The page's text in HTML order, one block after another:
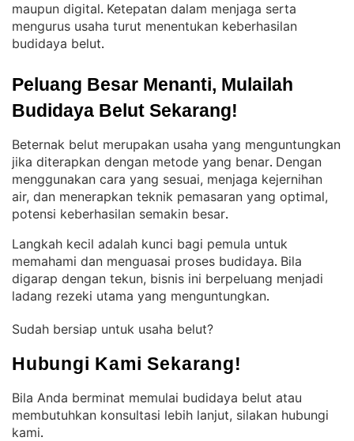
maupun digital. Ketepatan dalam menjaga serta
mengurus usaha turut menentukan keberhasilan
budidaya belut.
Peluang Besar Menanti, Mulailah
Budidaya Belut Sekarang!
Beternak belut merupakan usaha yang menguntungkan
jika diterapkan dengan metode yang benar. Dengan
menggunakan cara yang sesuai, menjaga kejernihan
air, dan menerapkan teknik pemasaran yang optimal,
potensi keberhasilan semakin besar.
Langkah kecil adalah kunci bagi pemula untuk
memahami dan menguasai proses budidaya. Bila
digarap dengan tekun, bisnis ini berpeluang menjadi
ladang rezeki utama yang menguntungkan.
Sudah bersiap untuk usaha belut?
Hubungi Kami Sekarang!
Bila Anda berminat memulai budidaya belut atau
membutuhkan konsultasi lebih lanjut, silakan hubungi
kami.